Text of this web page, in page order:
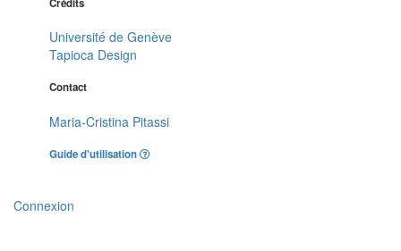
Université de Genève
Tapioca Design
Contact
Maria-Cristina Pitassi
Guide d'utilisation
Connexion